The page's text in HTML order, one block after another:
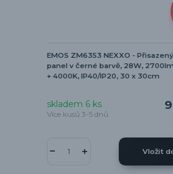
EMOS ZM6353 NEXXO -
panel v černé barvě, 28W,
+ 4000K, IP40/IP20, 30 x 30cm
skladem 6 ks
Více kusů 3-5 dnů
Vložit